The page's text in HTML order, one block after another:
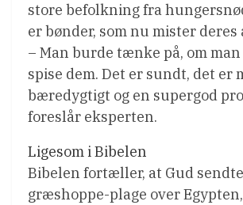
store befolkning fra
er bønder, som nu mister deres
– Man burde tænke på, om
spise dem. Det er sundt, det er
bæredygtigt og en supergod
foreslår eksperten.
Ligesom i Bibelen
Bibelen fortæller, at Gud
græshoppe-plage over